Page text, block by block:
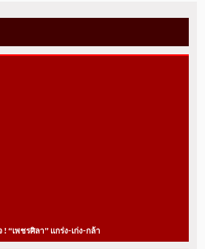
“เพชรศิลา” แกร่ง-เก่ง-กล้า